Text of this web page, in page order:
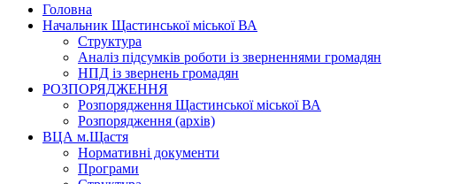
Головна
Начальник Щастинської міської ВА
Структура
Аналіз підсумків роботи із зверненнями громадян
НПД із звернень громадян
РОЗПОРЯДЖЕННЯ
Розпорядження Щастинської міської ВА
Розпорядження (архів)
ВЦА м.Щастя
Нормативні документи
Програми